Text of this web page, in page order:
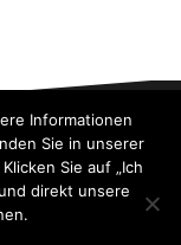
Informationen
Sie in unserer
Sie auf „Ich
direkt unsere